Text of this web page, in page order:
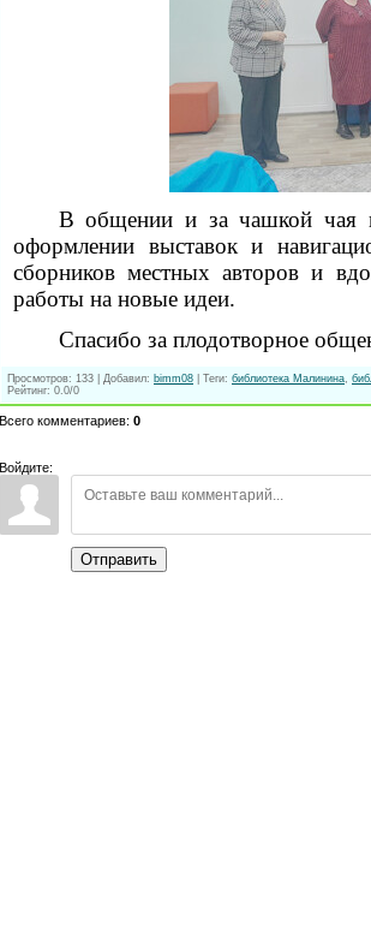
В общении и за чашкой чая
оформлении выставок и
сборников местных авторов и
работы на новые идеи.
Спасибо за плодотворное
Просмотров: 133 Добавил: bimm08 Теги: библиотека Малинина,
Рейтинг: 0.0/0
Всего комментариев: 0
Войдите:
Отправить